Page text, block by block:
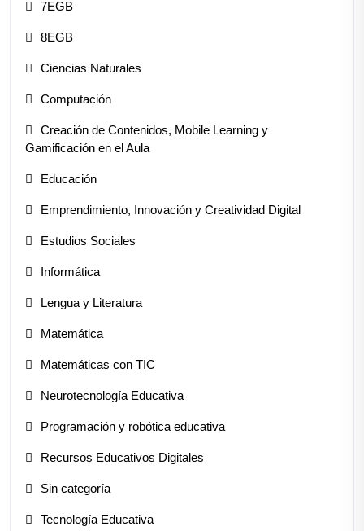
7EGB
8EGB
Ciencias Naturales
Computación
Creación de Contenidos, Mobile Learning y
Gamificación en el Aula
Educación
Emprendimiento, Innovación y Creatividad Digital
Estudios Sociales
Informática
Lengua y Literatura
Matemática
Matemáticas con TIC
Neurotecnología Educativa
Programación y robótica educativa
Recursos Educativos Digitales
Sin categoría
Tecnología Educativa